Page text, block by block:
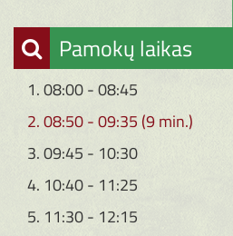
Pamokų laikas
1. 08:00 - 08:45
2. 08:50 - 09:35 (9 min.)
3. 09:45 - 10:30
4. 10:40 - 11:25
5. 11:30 - 12:15